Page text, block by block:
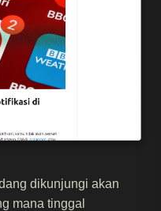
dikunjungi akan
mana tinggal